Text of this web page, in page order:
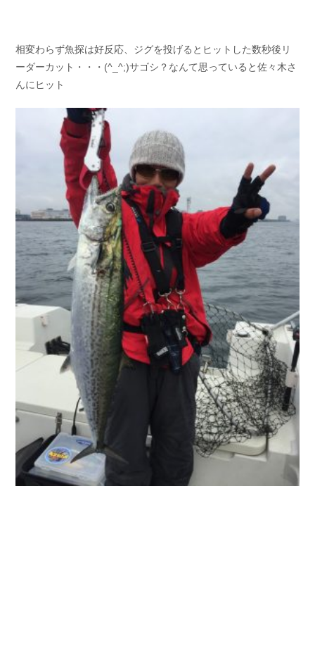
相変わらず魚探は好反応、ジグを投げるとヒットした数秒後リ
ーダーカット・・・(^_^;)サゴシ？なんて思っていると佐々木さ
んにヒット